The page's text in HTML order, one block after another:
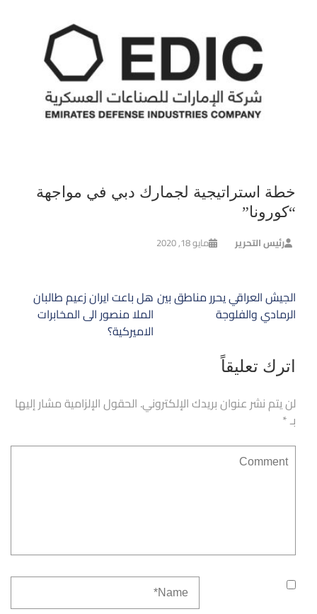
خطة استراتيجية لجمارك دبي في مواجهة
“كورونا”
رئيس التحرير مايو 18, 2020
تصفّح
المقالات
هل باعت ايران زعيم طالبان
الملا منصور الى المخابرات
الاميركية؟
الجيش العراقي يحرر مناطق بين
الرمادي والفلوجة
اترك تعليقاً
لن يتم نشر عنوان بريدك الإلكتروني. الحقول الإلزامية مشار إليها
بـ*